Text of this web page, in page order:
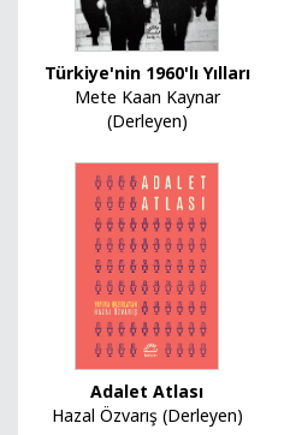
Türkiye'nin 1960'lı Yılları
Mete Kaan Kaynar
(Derleyen)
Adalet Atlası
Hazal Özvarış (Derleyen)